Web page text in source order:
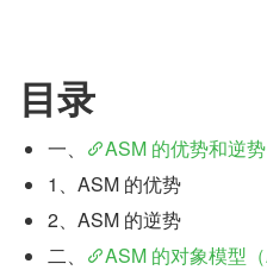
目录
一、
ASM 的优势和逆势
1、ASM 的优势
2、ASM 的逆势
二、
ASM 的对象模型（